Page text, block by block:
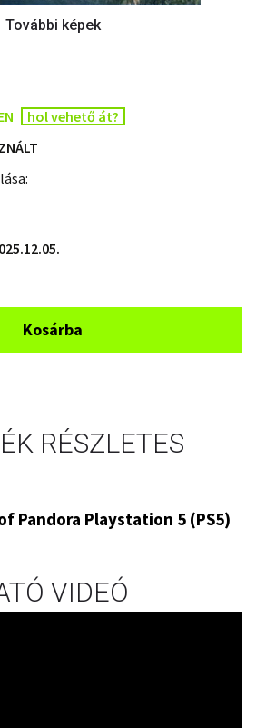
hol vehető át?
Kosárba
RÉSZLETES
Pandora Playstation 5 (PS5)
VIDEÓ